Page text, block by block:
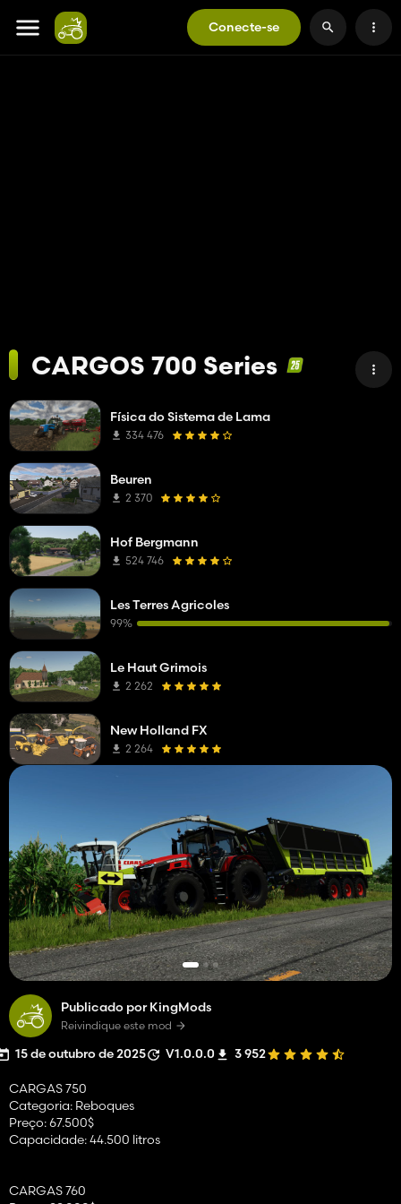
Conecte-se
CARGOS 700 Series
Publicado por KingMods
Reivindique este mod
15 de outubro de 2025 V1.0.0.0 3 952
CARGAS 750
Categoria: Reboques
Preço: 67.500$
Capacidade: 44.500 litros
CARGAS 760
Física do Sistema de Lama
334 476
Beuren
2 370
Hof Bergmann
524 746
Les Terres Agricoles
99%
Le Haut Grimois
2 262
New Holland FX
2 264